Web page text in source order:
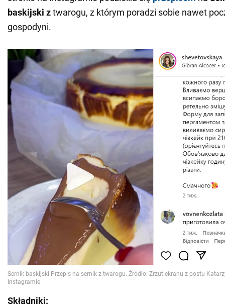
baskijski ztwarogu, z którym poradzi sobie nawet
gospodyni.
Składniki: